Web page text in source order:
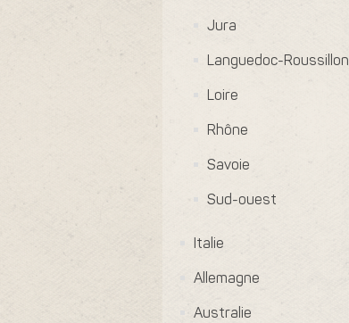
Jura
Languedoc-Roussillon
Loire
Rhône
Savoie
Sud-ouest
Italie
Allemagne
Australie